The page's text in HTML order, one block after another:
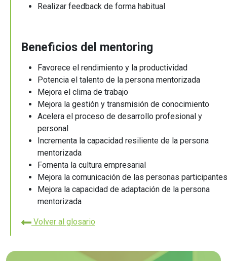
Realizar feedback de forma habitual
Beneficios del mentoring
Favorece el rendimiento y la productividad
Potencia el talento de la persona mentorizada
Mejora el clima de trabajo
Mejora la gestión y transmisión de conocimiento
Acelera el proceso de desarrollo profesional y
personal
Incrementa la capacidad resiliente de la persona
mentorizada
Fomenta la cultura empresarial
Mejora la comunicación de las personas
Mejora la capacidad de adaptación de la persona
mentorizada
Volver al glosario